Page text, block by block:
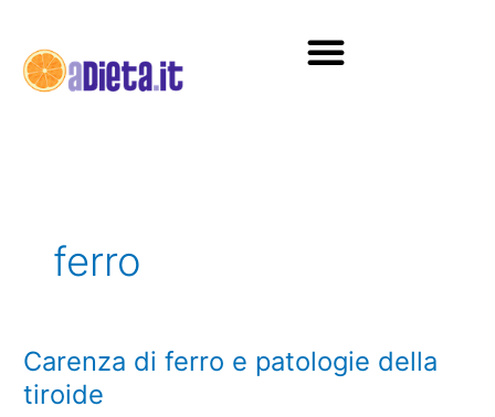
contenuto
ferro
Carenza di ferro e patologie della
tiroide
Carenza
di
ferro